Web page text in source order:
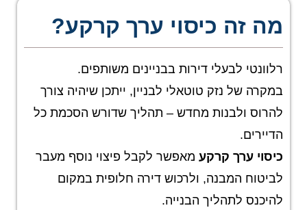
מה זה כיסוי ערך קרקע?
רלוונטי לבעלי דירות בבניינים משותפים.
במקרה של נזק טוטאלי לבניין, ייתכן שיהיה צורך
להרוס ולבנות מחדש – תהליך שדורש הסכמת כל
הדיירים.
כיסוי ערך קרקע מאפשר לקבל פיצוי נוסף מעבר
לביטוח המבנה, ולרכוש דירה חלופית במקום
להיכנס לתהליך הבנייה.